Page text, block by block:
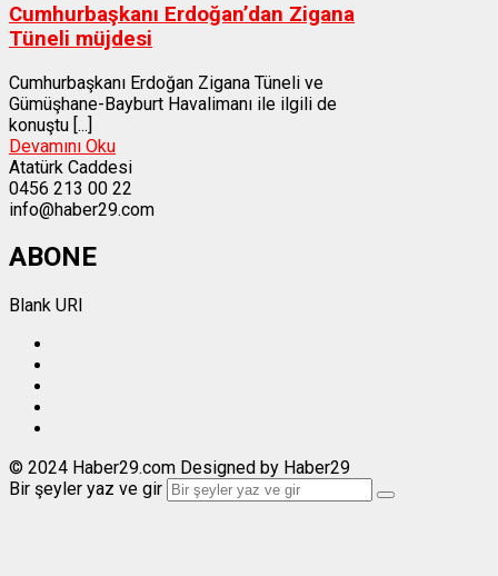
Cumhurbaşkanı Erdoğan’dan Zigana
Tüneli müjdesi
Cumhurbaşkanı Erdoğan Zigana Tüneli ve
Gümüşhane-Bayburt Havalimanı ile ilgili de
konuştu [...]
Devamını Oku
Atatürk Caddesi
0456 213 00 22
info@haber29.com
ABONE
Blank URI
© 2024 Haber29.com Designed by Haber29
Bir şeyler yaz ve gir